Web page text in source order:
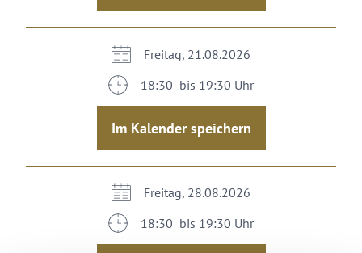
Freitag, 21.08.2026
18:30 bis 19:30 Uhr
Im Kalender speichern
Freitag, 28.08.2026
18:30 bis 19:30 Uhr